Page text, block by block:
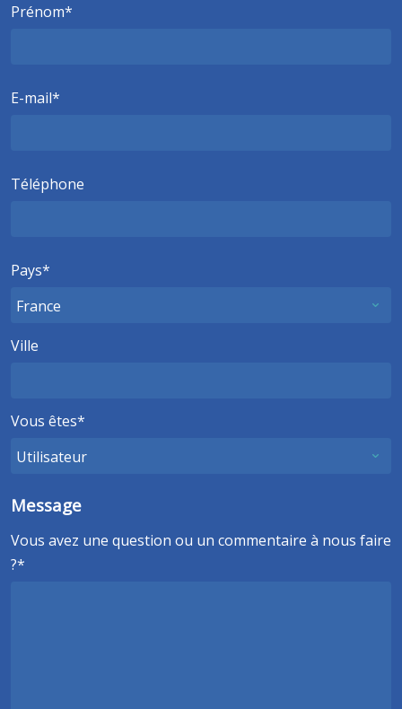
Prénom
E-mail
Téléphone
Pays
Ville
Vous êtes
Message
Vous avez une question ou un commentaire à nous faire
?